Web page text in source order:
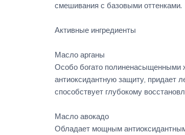
смешивания с базовыми оттенками.
Активные ингредиенты
Масло арганы
Особо богато полиненасыщенными
антиоксидантную защиту, придает
способствует глубокому
Масло авокадо
Обладает мощным